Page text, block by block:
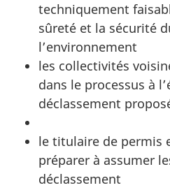
techniquement
sûreté et la sécurité
l’environnement
les collectivités
dans le processus à
déclassement
le titulaire de permis
préparer à assumer
déclassement